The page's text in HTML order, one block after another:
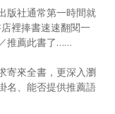
版社通常第一時間就
裡捧書速速翻閱一
推薦此書了……
寄來全書，更深入瀏
名、能否提供推薦語